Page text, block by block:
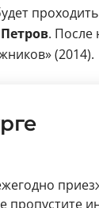
проходить
. После
(2014).
пропустите